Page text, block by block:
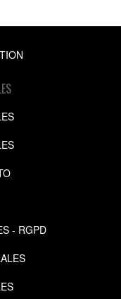
- RGPD